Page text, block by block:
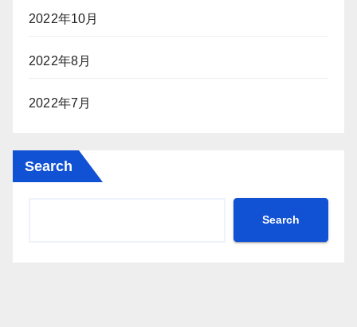
2022年10月
2022年8月
2022年7月
Search
Search